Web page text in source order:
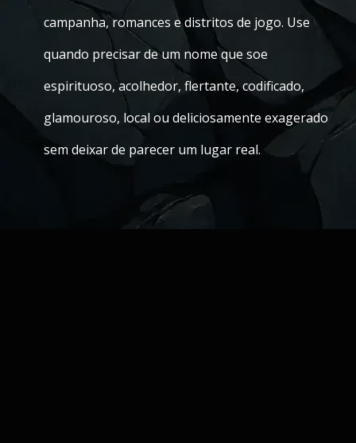
campanha, romances e distritos de jogo. Use
quando precisar de um nome que soe
espirituoso, acolhedor, flertante, codificado,
glamouroso, local ou deliciosamente exagerado
sem deixar de parecer um lugar real.